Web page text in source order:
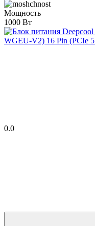
Мощность
1000 Вт
0.0